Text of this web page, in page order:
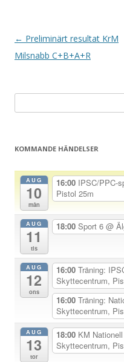
I
n
a
g
r
← Preliminärt resultat KrM
Milsnabb C+B+A+R
efter:
KOMMANDE HÄNDELSER
AUG
10
mån
16:00 IPSC/PPC-
Pistol 25m
AUG
11
tis
18:00 Sport 6 @
AUG
12
ons
16:00 Träning:
Skyttecentrum,
16:00 Träning:
Skyttecentrum,
AUG
13
tor
18:00 KM
Skyttecentrum,